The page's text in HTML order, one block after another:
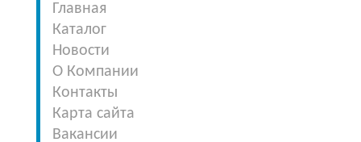
Главная
Каталог
Новости
О Компании
Контакты
Карта сайта
Вакансии